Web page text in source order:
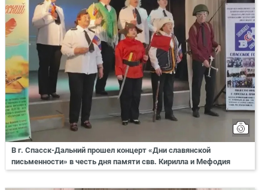
В г. Спасск-Дальний прошел концерт «Дни славянской
письменности» в честь дня памяти свв. Кирилла и Мефодия